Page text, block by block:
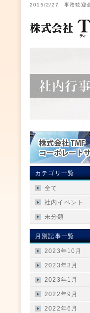
2015/2/27 事務歓迎会
カテゴリ一覧
全て
社内イベント
未分類
月別記事一覧
2023年10月
2023年3月
2023年1月
2022年9月
2022年6月